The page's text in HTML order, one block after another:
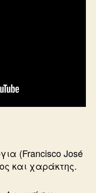
(Francisco José
και χαράκτης.